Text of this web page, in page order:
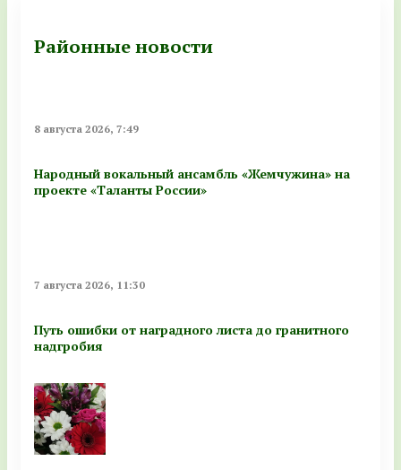
Районные новости
8 августа 2026, 7:49
Народный вокальный ансамбль «Жемчужина» на
проекте «Таланты России»
7 августа 2026, 11:30
Путь ошибки от наградного листа до гранитного
надгробия